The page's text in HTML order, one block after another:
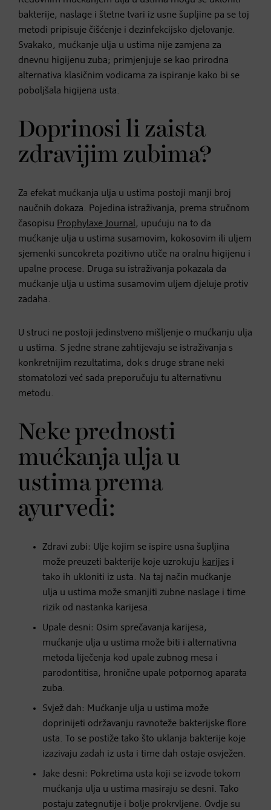
bakterije, naslage i štetne tvari iz usne šupljine pa se toj
metodi pripisuje čišćenje i dezinfekcijsko djelovanje.
Svakako, mućkanje ulja u ustima nije zamjena za
dnevnu higijenu zuba; primjenjuje se kao prirodna
alternativa klasičnim vodicama za ispiranje kako bi se
poboljšala higijena usta.
Doprinosi li zaista
zdravijim zubima?
Za efekat mućkanja ulja u ustima postoji manji broj
naučnih dokaza. Pojedina istraživanja, prema stručnom
časopisu Prophylaxe Journal, upućuju na to da
mućkanje ulja u ustima susamovim, kokosovim ili uljem
sjemenki suncokreta pozitivno utiče na oralnu higijenu i
upalne procese. Druga su istraživanja pokazala da
mućkanje ulja u ustima susamovim uljem djeluje protiv
zadaha.
U struci ne postoji jedinstveno mišljenje o mućkanju ulja
u ustima. S jedne strane zahtijevaju se istraživanja s
konkretnijim rezultatima, dok s druge strane neki
stomatolozi već sada preporučuju tu alternativnu
metodu.
Neke prednosti
mućkanja ulja u
ustima prema
ayurvedi:
Zdravi zubi: Ulje kojim se ispire usna šupljina
može preuzeti bakterije koje uzrokuju karijes i
tako ih ukloniti iz usta. Na taj način mućkanje
ulja u ustima može smanjiti zubne naslage i time
rizik od nastanka karijesa.
Upale desni: Osim sprečavanja karijesa,
mućkanje ulja u ustima može biti i alternativna
metoda liječenja kod upale zubnog mesa i
parodontitisa, hronične upale potpornog aparata
zuba.
Svjež dah: Mućkanje ulja u ustima može
doprinijeti održavanju ravnoteže bakterijske flore
usta. To se postiže tako što uklanja bakterije koje
izazivaju zadah iz usta i time dah ostaje osvježen.
Jake desni: Pokretima usta koji se izvode tokom
mućkanja ulja u ustima masiraju se desni. Tako
postaju zategnutije i bolje prokrvljene. Ovdje su